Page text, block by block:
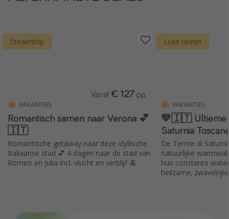
Stedentrip
VAKANTIES
Romantisch samen naar Verona 💕
🇮🇹
Romantische getaway naar deze idyllische
Italiaanse stad 💕 4 dagen naar de stad van
Romeo en Julia incl. vlucht en verblijf 🍝
Vanaf € 127 p.p.
Luxe reizen
VAKANTIES
💙🇮🇹 Ultieme
Saturnia
De Terme di
natuurlijke
hun constante
heilzame,